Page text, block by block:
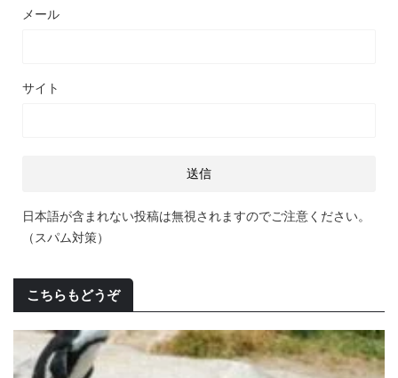
メール
サイト
日本語が含まれない投稿は無視されますのでご注意ください。
（スパム対策）
こちらもどうぞ